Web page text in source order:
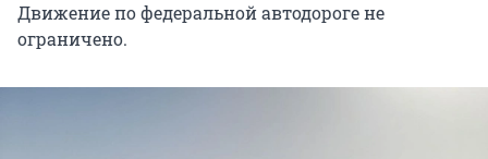
Движение по федеральной автодороге не
ограничено.